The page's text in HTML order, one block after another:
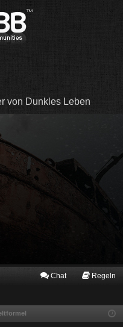
von Dunkles Leben
Chat Regeln